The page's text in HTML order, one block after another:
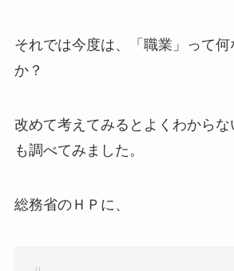
それでは今度は、「職業」って何
か？
改めて考えてみるとよくわからな
も調べてみました。
総務省のＨＰに、